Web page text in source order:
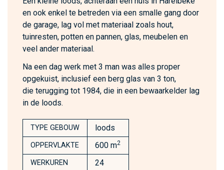
en ook enkel te betreden via een smalle gang door
de garage, lag vol met materiaal zoals hout,
tuinresten, potten en pannen, glas, meubelen en
veel ander materiaal.
Na een dag werk met 3 man was alles proper
opgekuist, inclusief een berg glas van 3 ton,
die terugging tot 1984, die in een bewaarkelder lag
in de loods.
TYPE GEBOUW loods
OPPERVLAKTE 600 m2
WERKUREN 24